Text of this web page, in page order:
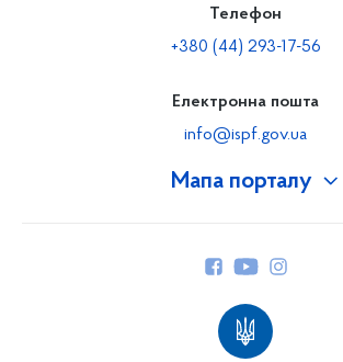
Мапа порталу
Телефон
+380 (44) 293-17-56
Електронна пошта
info@ispf.gov.ua